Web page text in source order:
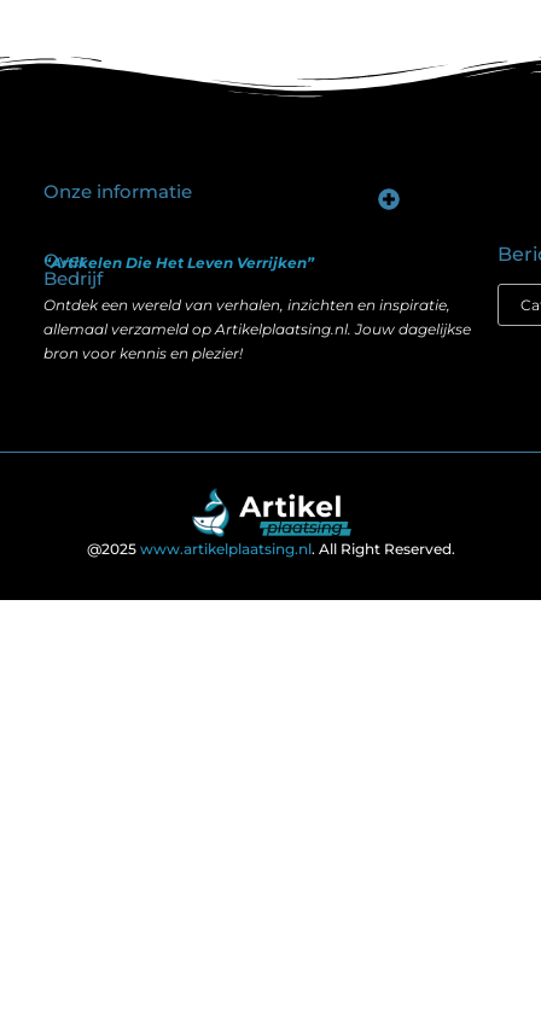
Over
Bedrijf
“Artikelen Die Het Leven Verrijken”
Ontdek een wereld van verhalen, inzichten en inspiratie,
allemaal verzameld op Artikelplaatsing.nl. Jouw dagelijkse
bron voor kennis en plezier!
Onze informatie
@2025 www.artikelplaatsing.nl. All Right Reserved.